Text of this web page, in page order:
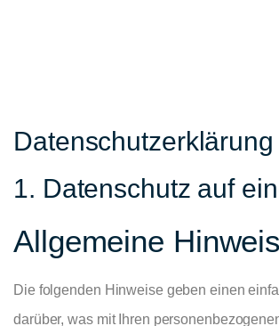
Datenschutz­erklärung
1. Datenschutz auf
Allgemeine
Die folgenden Hinweise geben einen
darüber, was mit Ihren